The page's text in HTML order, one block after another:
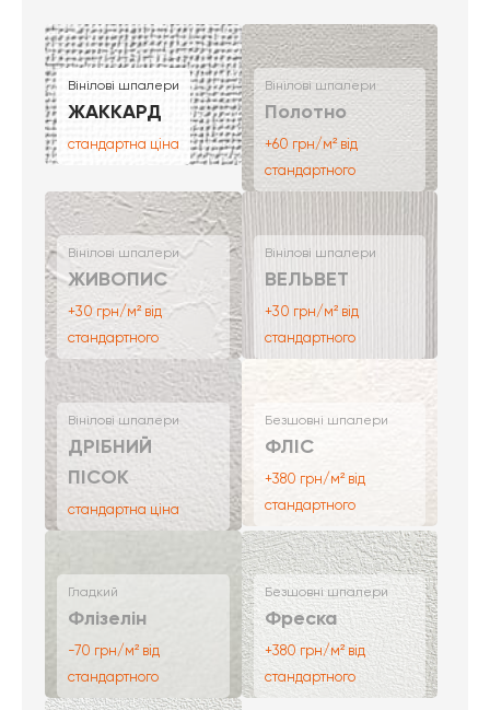
Вінілові шпалери
ЖАККАРД
стандартна ціна
Вінілові шпалери
Полотно
+60 грн/м² від
стандартного
Вінілові шпалери
ЖИВОПИС
+30 грн/м² від
стандартного
Вінілові шпалери
ВЕЛЬВЕТ
+30 грн/м² від
стандартного
Вінілові шпалери
ДРІБНИЙ
ПІСОК
стандартна ціна
Безшовні шпалери
ФЛІС
+380 грн/м² від
стандартного
Гладкий
Флізелін
-70 грн/м² від
стандартного
Безшовні шпалери
Фреска
+380 грн/м² від
стандартного